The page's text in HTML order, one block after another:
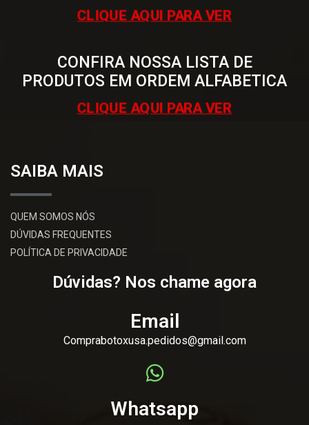
CLIQUE AQUI PARA VER
CONFIRA NOSSA LISTA DE
PRODUTOS EM ORDEM ALFABETICA
CLIQUE AQUI PARA VER
SAIBA MAIS
QUEM SOMOS NÓS
DÚVIDAS FREQUENTES
POLÍTICA DE PRIVACIDADE
Dúvidas? Nos chame agora
Email
Comprabotoxusa.pedidos@gmail.com
Whatsapp